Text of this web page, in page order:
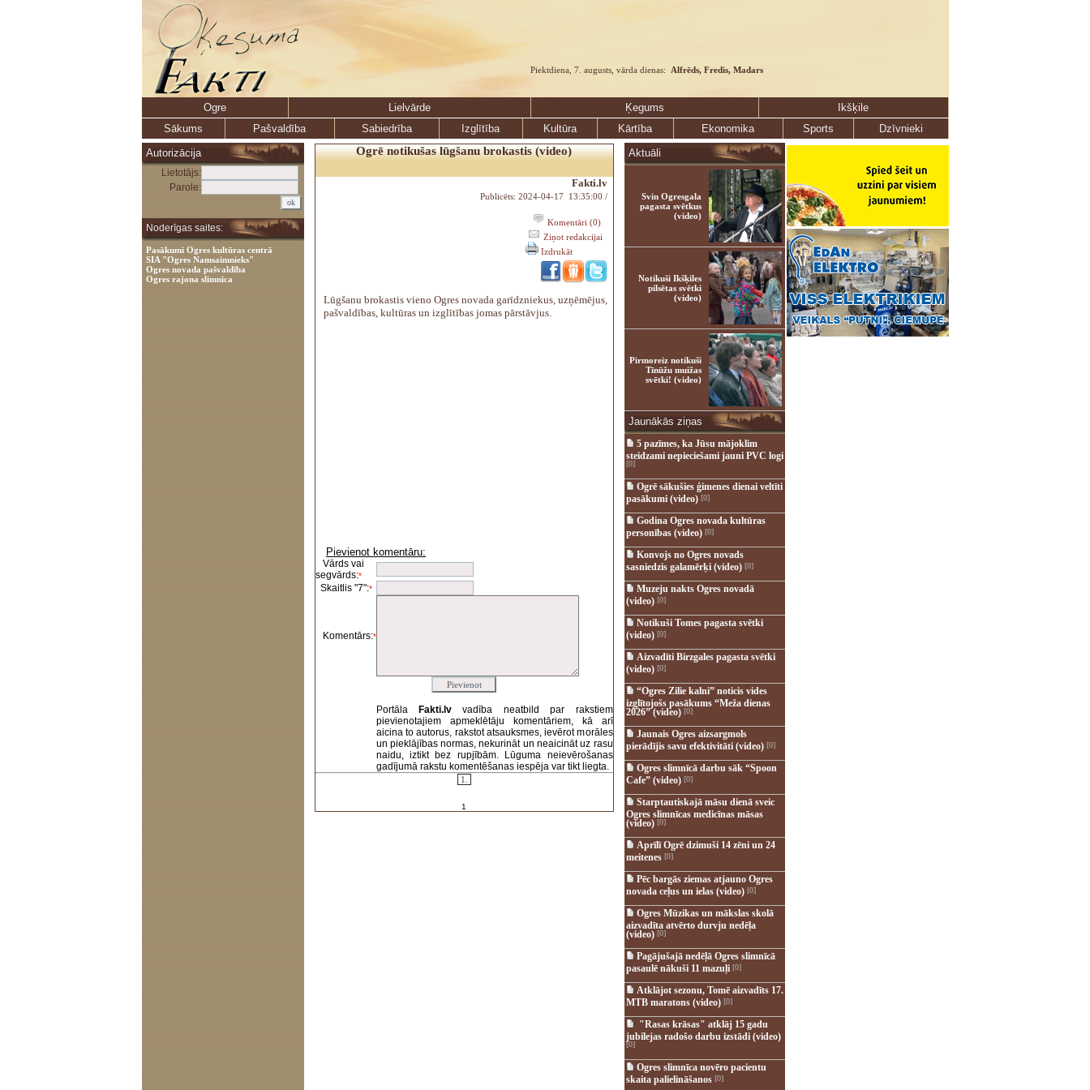
Piektdiena, 7. augusts, vārda dienas: Alfrēds, Fredis, Madars
Ogre Lielvārde Ķegums
Ikšķile
Sākums
Pašvaldība Sabiedrība Izglītība Kultūra Kārtība Ekonomika Sports
Dzīvnieki
Autorizācija
Lietotājs:
Parole:
Noderīgas saites:
Pasākumi Ogres kultūras centrā
SIA "Ogres Namsaimnieks"
Ogres novada pašvaldība
Ogres rajona slimnīca
Ogrē notikušas lūgšanu brokastis (video)
Fakti.lv
Publicēts: 2024-04-17 13:35:00 /
Komentāri (0)
Ziņot redakcijai
Izdrukāt
Lūgšanu brokastis vieno Ogres novada garīdzniekus, uzņēmējus,
pašvaldības, kultūras un izglītības jomas pārstāvjus.
Pievienot komentāru:
Vārds vai
segvārds:*
Skaitlis "7":*
Komentārs:*
Portāla Fakti.lvvadība neatbild par rakstiem
pievienotajiem apmeklētāju komentāriem, kā arī
aicina to autorus, rakstot atsauksmes, ievērot morāles
un pieklājības normas, nekurināt un neaicināt uz rasu
naidu, iztikt bez rupjībām. Lūguma neievērošanas
gadījumā rakstu komentēšanas iespēja var tikt liegta.
1.
1
Aktuāli
Svin Ogresgala
pagasta svētkus
(video)
Notikuši Ikšķiles
pilsētas svētki
(video)
Pirmoreiz notikuši
Tīnūžu muižas
svētki! (video)
Jaunākās ziņas
5 pazīmes, ka Jūsu mājoklim
steidzami nepieciešami jauni PVC logi
[0]
Ogrē sākušies ģimenes dienai veltīti
pasākumi (video)[0]
Godina Ogres novada kultūras
personības (video)[0]
Konvojs no Ogres novads
sasniedzis galamērķi (video)[0]
Muzeju nakts Ogres novadā
(video)[0]
Notikuši Tomes pagasta svētki
(video)[0]
Aizvadīti Birzgales pagasta svētki
(video)[0]
“Ogres Zilie kalni” noticis vides
izglītojošs pasākums “Meža dienas
2026” (video)[0]
Jaunais Ogres aizsargmols
pierādījis savu efektivitāti (video)[0]
Ogres slimnīcā darbu sāk “Spoon
Cafe” (video)[0]
Starptautiskajā māsu dienā sveic
Ogres slimnīcas medicīnas māsas
(video)[0]
Aprīlī Ogrē dzimuši 14 zēni un 24
meitenes [0]
Pēc bargās ziemas atjauno Ogres
novada ceļus un ielas (video)[0]
Ogres Mūzikas un mākslas skolā
aizvadīta atvērto durvju nedēļa
(video)[0]
Pagājušajā nedēļā Ogres slimnīcā
pasaulē nākuši 11 mazuļi[0]
Atklājot sezonu, Tomē aizvadīts 17.
MTB maratons (video)[0]
"Rasas krāsas" atklāj 15 gadu
jubilejas radošo darbu izstādi (video)
[0]
Ogres slimnīca novēro pacientu
skaita palielināšanos [0]